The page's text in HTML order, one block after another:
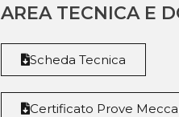
AREA TECNICA E
Scheda Tecnica
Certificato Prove